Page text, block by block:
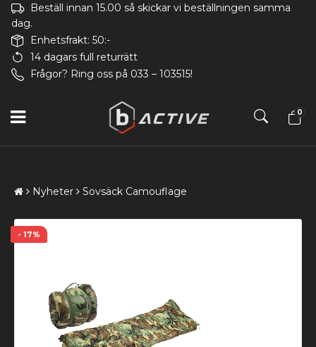
Beställ innan 15.00 så skickar vi beställningen samma
dag.
Enhetsfrakt: 50:-
14 dagars full returrätt
Frågor? Ring oss på 033 – 103515!
0
Nyheter Sovsäck Camouflage
- 17%